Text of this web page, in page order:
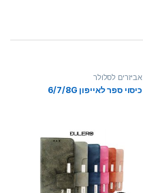
אביזרים לסלולר
כיסוי ספר לאייפון 6/7/8G